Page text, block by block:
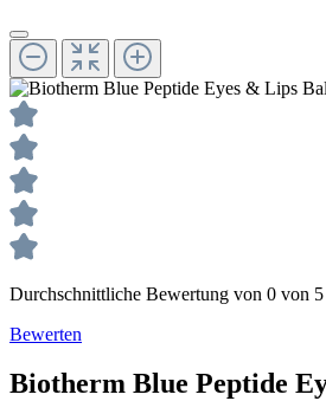
Durchschnittliche Bewertung von 0 von 5
Bewerten
Biotherm Blue Peptide